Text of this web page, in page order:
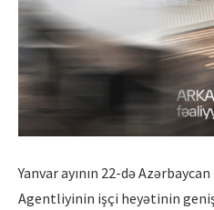
Yanvar ayının 22-də
Agentliyinin işçi heyətinin